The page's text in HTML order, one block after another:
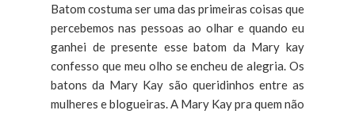
Batom costuma ser uma das primeiras coisas que
percebemos nas pessoas ao olhar e quando eu
ganhei de presente esse batom da Mary kay
confesso que meu olho se encheu de alegria. Os
batons da Mary Kay são queridinhos entre as
mulheres e blogueiras. A Mary Kay pra quem não